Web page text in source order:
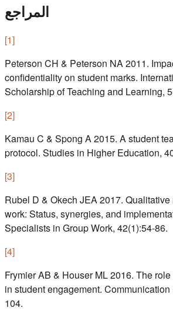
المراجع
[1]
Peterson CH & Peterson NA 2011.
confidentiality on student marks.
Scholarship of Teaching and Learning,
[2]
Kamau C & Spong A 2015. A student
protocol. Studies in Higher Education,
[3]
Rubel D & Okech JEA 2017.
work: Status, synergies, and
Specialists in Group Work, 42(1):54-86.
[4]
Frymier AB & Houser ML 2016. The
in student engagement.
104.